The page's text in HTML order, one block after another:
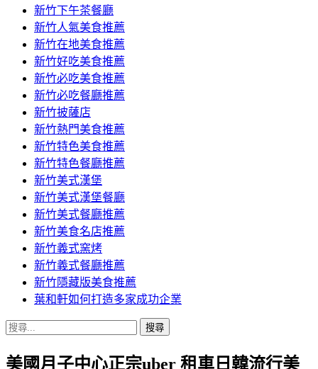
新竹下午茶餐廳
新竹人氣美食推薦
新竹在地美食推薦
新竹好吃美食推薦
新竹必吃美食推薦
新竹必吃餐廳推薦
新竹披薩店
新竹熱門美食推薦
新竹特色美食推薦
新竹特色餐廳推薦
新竹美式漢堡
新竹美式漢堡餐廳
新竹美式餐廳推薦
新竹美食名店推薦
新竹義式窯烤
新竹義式餐廳推薦
新竹隱藏版美食推薦
葉和軒如何打造多家成功企業
搜
關
美國月子中心正宗uber 租車日韓流行美